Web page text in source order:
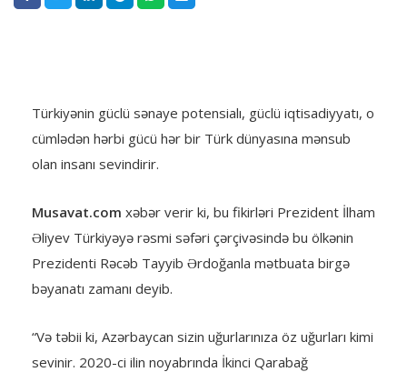
Türkiyənin güclü sənaye potensialı, güclü iqtisadiyyatı, o
cümlədən hərbi gücü hər bir Türk dünyasına mənsub
olan insanı sevindirir.
Musavat.com xəbər verir ki, bu fikirləri Prezident İlham
Əliyev Türkiyəyə rəsmi səfəri çərçivəsində bu ölkənin
Prezidenti Rəcəb Tayyib Ərdoğanla mətbuata birgə
bəyanatı zamanı deyib.
“Və təbii ki, Azərbaycan sizin uğurlarınıza öz uğurları kimi
sevinir. 2020-ci ilin noyabrında İkinci Qarabağ